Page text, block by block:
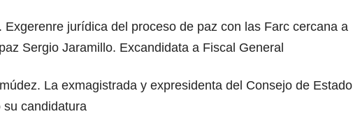
Exgerenre jurídica del proceso de paz con las Farc cercana a
Sergio Jaramillo. Excandidata a Fiscal General
La exmagistrada y expresidenta del Consejo de Estado
candidatura